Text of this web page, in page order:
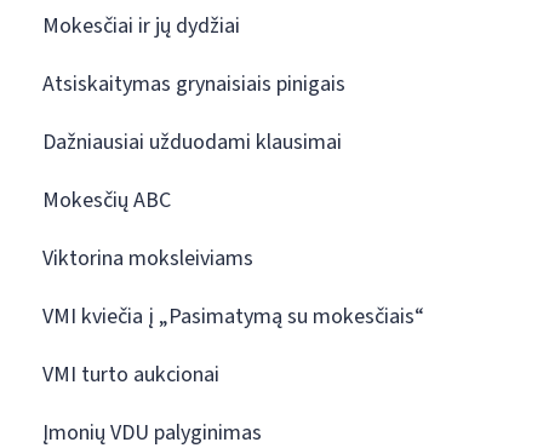
Mokesčiai ir jų dydžiai
Atsiskaitymas grynaisiais pinigais
Dažniausiai užduodami klausimai
Mokesčių ABC
Viktorina moksleiviams
VMI kviečia į „Pasimatymą su mokesčiais“
VMI turto aukcionai
Įmonių VDU palyginimas